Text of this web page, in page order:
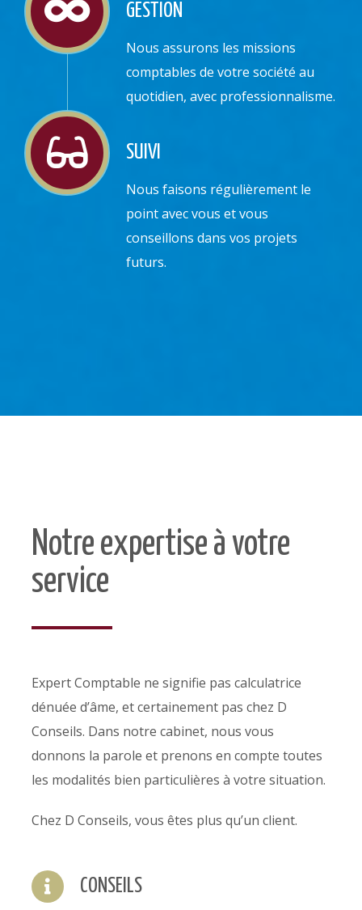
GESTION
Nous assurons les missions
comptables de votre société au
quotidien, avec professionnalisme.
SUIVI
Nous faisons régulièrement le
point avec vous et vous
conseillons dans vos projets
futurs.
Notre expertise à votre
service
Expert Comptable ne signifie pas calculatrice
dénuée d’âme, et certainement pas chez D
Conseils. Dans notre cabinet, nous vous
donnons la parole et prenons en compte toutes
les modalités bien particulières à votre situation.
Chez D Conseils, vous êtes plus qu’un client.
CONSEILS